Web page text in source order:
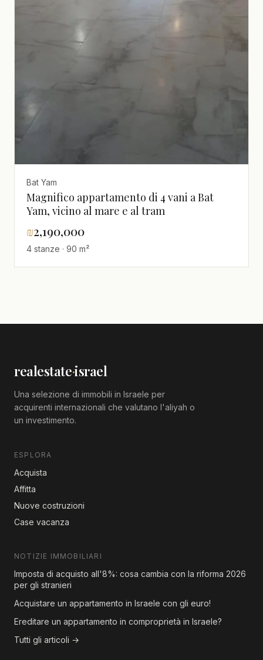
Bat Yam
Magnifico appartamento di 4 vani a Bat
Yam, vicino al mare e al tram
₪2,190,000
4 stanze · 90 m²
realestate·israel
Una selezione di immobili in Israele per
acquirenti internazionali che valutano l'aliyah o
un investimento.
ESPLORA
Acquista
Affitta
Nuove costruzioni
Case vacanza
NOTIZIE IMMOBILIARI
Imposta di acquisto all'8%: cosa cambia con la riforma 2026
per gli stranieri
Acquistare un appartamento in Israele con gli euro!
Ereditare un appartamento in comproprietà in Israele?
Tutti gli articoli →